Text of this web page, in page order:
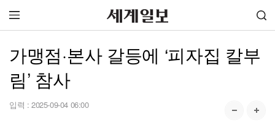
가맹점·본사 갈등에 ‘피자집 칼부
림’ 참사
입력 : 2025-09-04 06:00